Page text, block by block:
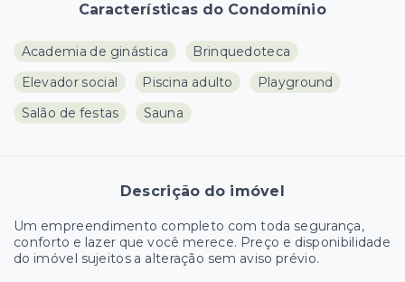
Características do Condomínio
Academia de ginástica
Brinquedoteca
Elevador social
Piscina adulto
Playground
Salão de festas
Sauna
Descrição do imóvel
Um empreendimento completo com toda segurança,
conforto e lazer que você merece. Preço e disponibilidade
do imóvel sujeitos a alteração sem aviso prévio.